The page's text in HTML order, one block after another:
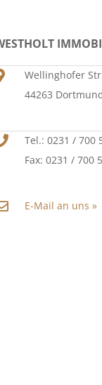
Wellinghofer
44263
Tel.: 0231 / 700
Fax: 0231 / 700
E-Mail an uns »